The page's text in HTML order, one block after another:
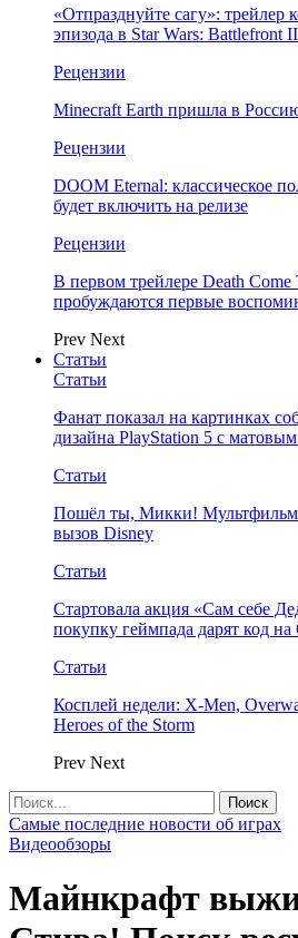
«Отпразднуйте сагу»: трейлер
эпизода в Star Wars: Battlefront II
Рецензии
Minecraft Earth пришла в
Рецензии
DOOM Eternal: классическое
будет включить на релизе
Рецензии
В первом трейлере Death Come
пробуждаются первые
Prev Next
Статьи
Статьи
Фанат показал на картинках
дизайна PlayStation 5 с
Статьи
Пошёл ты, Микки!
вызов Disney
Статьи
Стартовала акция «Сам себе
покупку геймпада дарят код
Статьи
Косплей недели: X-Men,
Heroes of the Storm
Prev Next
Самые последние новости об играх
Видеообзоры
Майнкрафт